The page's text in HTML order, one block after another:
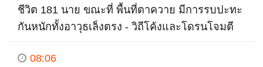
ชีวิต 181 นาย ขณะที่ พื้นที่ตาควาย มีการรบปะทะ
กันหนักทั้งอาวุธเล็งตรง - วิถีโค้งและโดรนโจมตี
08:06